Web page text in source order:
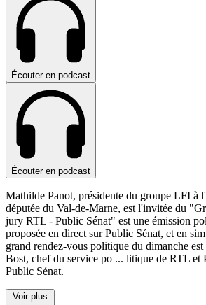
Écouter en podcast
Écouter en podcast
Mathilde Panot, présidente du groupe LFI à
députée du Val-de-Marne, est l'invitée du
jury RTL - Public Sénat" est une émission
proposée en direct sur Public Sénat, et en
grand rendez-vous politique du dimanche
Bost, chef du service po ... litique de RTL et
Public Sénat.
Voir plus